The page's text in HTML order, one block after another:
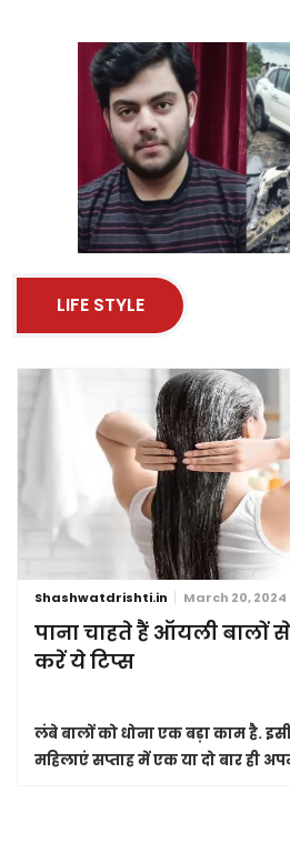
LIFE STYLE
Shashwatdrishti.in March 20, 2024
पाना चाहते हैं ऑयली बालों
करें ये टिप्स
लंबे बालों को धोना एक बड़ा काम है.
महिलाएं सप्ताह में एक या दो बार ही